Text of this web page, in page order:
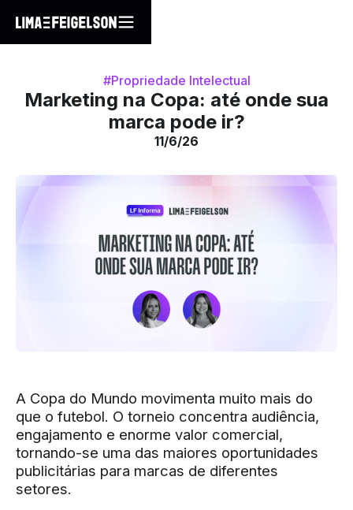
#Propriedade Intelectual
Marketing na Copa: até onde sua
marca pode ir?
11/6/26
A Copa do Mundo movimenta muito mais do
que o futebol. O torneio concentra audiência,
engajamento e enorme valor comercial,
tornando-se uma das maiores oportunidades
publicitárias para marcas de diferentes
setores.